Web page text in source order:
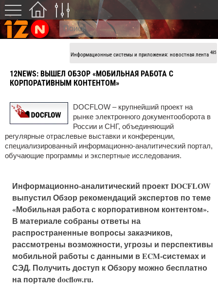
Информационные системы и приложения: новостная лента 485
12NEWS: ВЫШЕЛ ОБЗОР «МОБИЛЬНАЯ РАБОТА С
КОРПОРАТИВНЫМ КОНТЕНТОМ»
DOCFLOW – крупнейший проект на
рынке электронного документооборота в
России и СНГ, объединяющий
регулярные отраслевые выставки и конференции,
специализированный информационно-аналитический портал,
обучающие программы и экспертные исследования.
Информационно-аналитический проект DOCFLOW
выпустил Обзор рекомендаций экспертов по теме
«Мобильная работа с корпоративном контентом».
В материале собраны ответы на
распространенные вопросы заказчиков,
рассмотрены возможности, угрозы и перспективы
мобильной работы с данными в ECM-системах и
СЭД. Получить доступ к Обзору можно бесплатно
на портале docflow.ru.